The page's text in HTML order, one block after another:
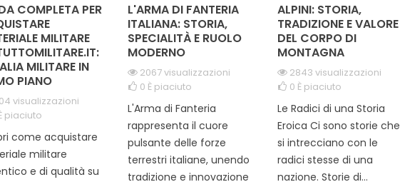
COMPLETA PER
MILITARE
MILITARE IN
PIANO
visualizzazioni
piaciuto
come acquistare
militare
e di qualità su
L'ARMA DI FANTERIA
ITALIANA: STORIA,
SPECIALITÀ E RUOLO
MODERNO
2067 visualizzazioni
0 È piaciuto
L'Arma di Fanteria
rappresenta il cuore
pulsante delle forze
terrestri italiane, unendo
tradizione e innovazione
ALPINI: STORIA,
TRADIZIONE E VALORE
DEL CORPO DI
MONTAGNA
2843 visualizzazioni
0 È piaciuto
Le Radici di una Storia
Eroica Ci sono storie che
si intrecciano con le
radici stesse di una
nazione. Storie di...